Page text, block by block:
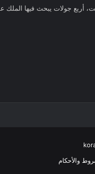
أربع جولات يبحث فيها الملك
والأحكام